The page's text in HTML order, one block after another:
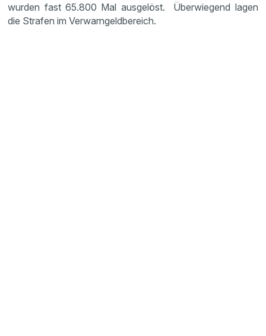
wurden fast 65.800 Mal ausgelöst. Überwiegend lagen
die Strafen im Verwarngeldbereich.